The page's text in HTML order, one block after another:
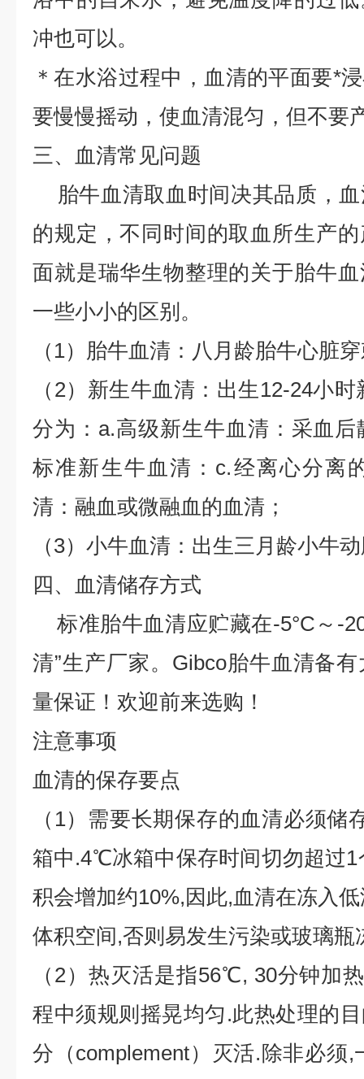
冲也可以。
＊在水浴过程中，血清的平面要*
要慢慢摇动，使血清混匀，但不要
三、血清常见问题
胎牛血清取血时间决其品质，
的规定，不同时间的取血所生产
面就是瑞华生物整理的关于胎牛
一些小小的区别。
（1）胎牛血清：八月龄胎牛心脏
（2）新生牛血清：出生12-24小
分为：a.高级新生牛血清：采血
标准新生牛血清：c.经离心分离
清：融血或微融血的血清；
（3）小牛血清：出生三月龄小牛
四、血清储存方式
标准胎牛血清应贮藏在-5°C～-
清”生产厂家。Gibco胎牛血清备
量保证！欢迎前来选购！
注意事项
血清的保存要点
（1）需要长期保存的血清必须
箱中.4℃冰箱中保存时间切勿超过
积会增加约10%,因此,血清在冻入
体积空间,否则易发生污染或玻璃瓶
（2）热灭活是指56℃, 30分钟加
程中须规则摇晃均匀.此热处理的
分（complement）灭活.除非必须